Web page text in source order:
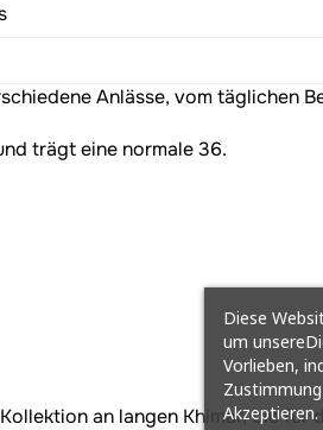
Anlässe, vom täglichen
trägt eine normale 36.
an langen Khimar, die für
Diese
um
Vorlieben,
Akzeptieren.